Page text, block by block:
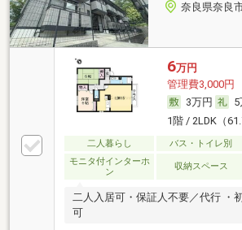
奈良県奈良
6万円
管理費3,000円
3万円
5
1階 / 2LDK（
二人暮らし バス・トイレ別
モニタ付インターホ
ン
収納スペース
二人入居可・保証人不要／代行 ・
可